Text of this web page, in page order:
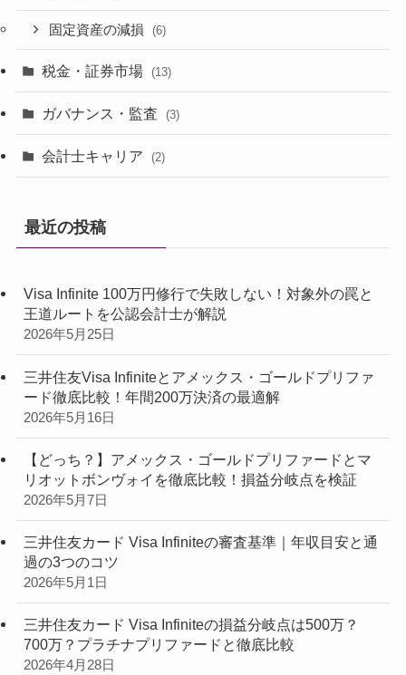
固定資産の減損 (6)
税金・証券市場 (13)
ガバナンス・監査 (3)
会計士キャリア (2)
最近の投稿
Visa Infinite 100万円修行で失敗しない！対象外の罠と
王道ルートを公認会計士が解説
2026年5月25日
三井住友Visa Infiniteとアメックス・ゴールドプリファ
ード徹底比較！年間200万決済の最適解
2026年5月16日
【どっち？】アメックス・ゴールドプリファードとマ
リオットボンヴォイを徹底比較！損益分岐点を検証
2026年5月7日
三井住友カード Visa Infiniteの審査基準｜年収目安と通
過の3つのコツ
2026年5月1日
三井住友カード Visa Infiniteの損益分岐点は500万？
700万？プラチナプリファードと徹底比較
2026年4月28日